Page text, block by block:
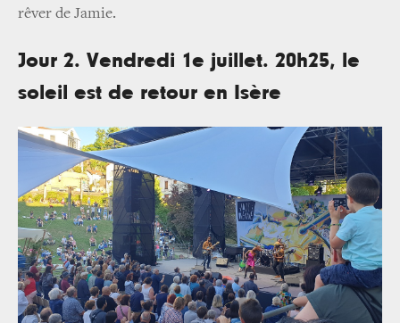
rêver de Jamie.
Jour 2. Vendredi 1e juillet. 20h25, le
soleil est de retour en Isère